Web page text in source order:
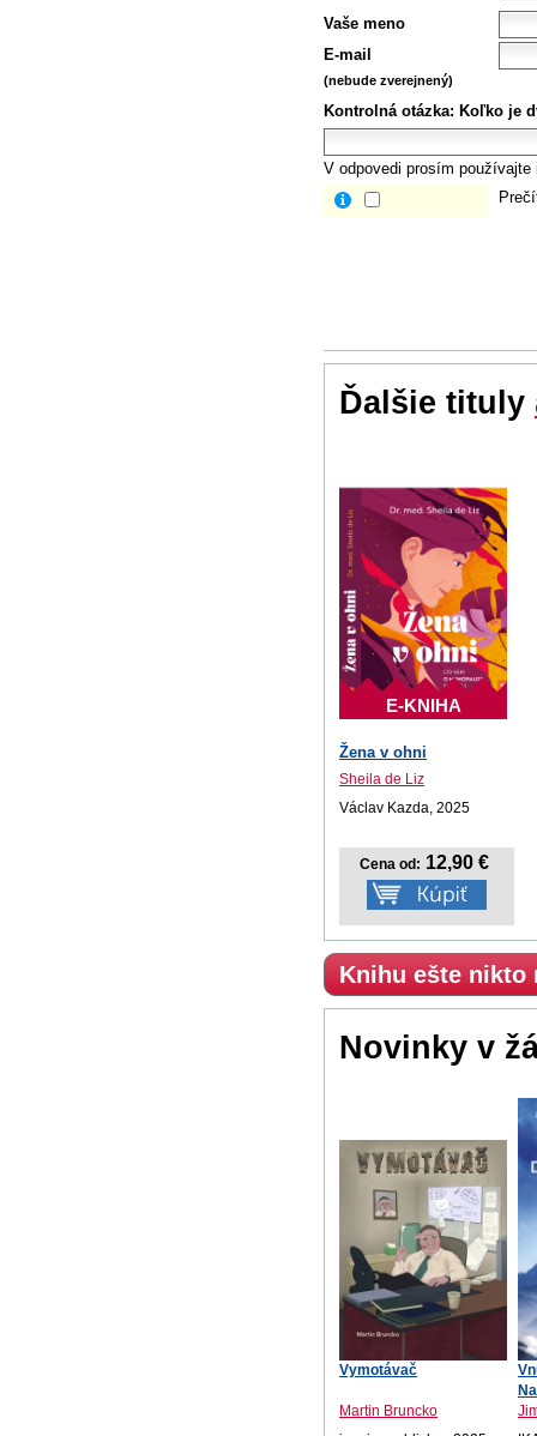
Vaše meno
E-mail
(nebude zverejnený)
Kontrolná otázka: Koľko je
V odpovedi prosím
Ďalšie tituly
E-KNIHA
Žena v ohni
Sheila de Liz
Václav Kazda, 2025
Cena od: 12,90 €
Knihu ešte nikto
Novinky v
Vymotávač
Martin Bruncko